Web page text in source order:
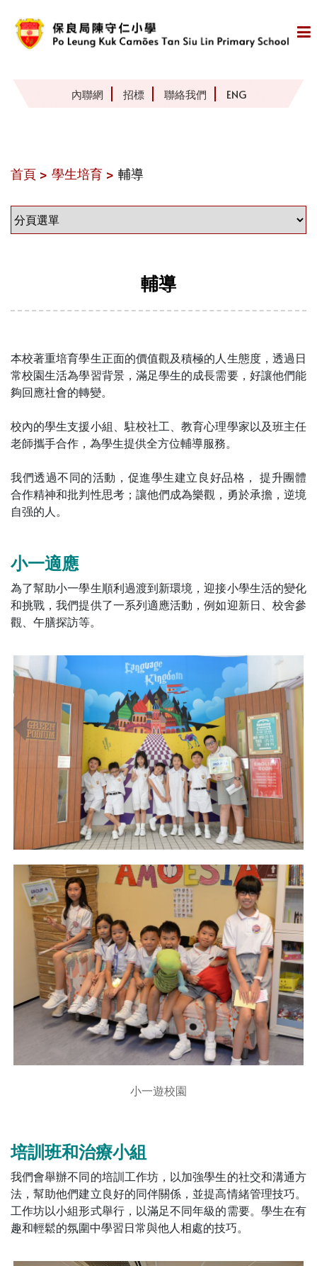
內聯網 招標 聯絡我們 ENG
首頁 > 學生培育 > 輔導
輔導
本校著重培育學生正面的價值觀及積極的人生態度，透過日
常校園生活為學習背景，滿足學生的成長需要，好讓他們能
夠回應社會的轉變。
校內的學生支援小組、駐校社工、教育心理學家以及班主任
老師攜手合作，為學生提供全方位輔導服務。
我們透過不同的活動，促進學生建立良好品格， 提升團體
合作精神和批判性思考；讓他們成為樂觀，勇於承擔，逆境
自强的人。
小一適應
為了幫助小一學生順利過渡到新環境，迎接小學生活的變化
和挑戰，我們提供了一系列適應活動，例如迎新日、校舍參
觀、午膳探訪等。
小一遊校園
培訓班和治療小組
我們會舉辦不同的培訓工作坊，以加強學生的社交和溝通方
法，幫助他們建立良好的同伴關係，並提高情緒管理技巧。
工作坊以小組形式舉行，以滿足不同年級的需要。學生在有
趣和輕鬆的氛圍中學習日常與他人相處的技巧。